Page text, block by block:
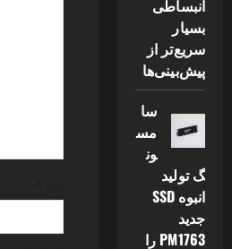
انبساطی
بسیار
سریع‌تر از
پیش‌بینی‌ها
سا
مس
ون
گ تولید
انبوه SSD
جدید
PM1763 را